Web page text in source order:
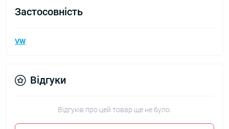
Застосовність
VW
Відгуки
Відгуків про цей товар ще не було.